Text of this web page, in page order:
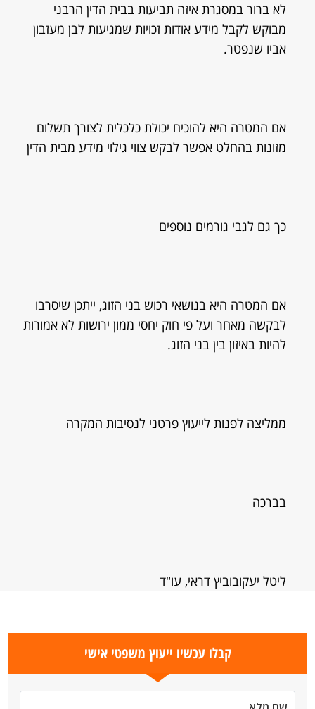
לא ברור במסגרת איזה תביעות בבית הדין הרבני
מבוקש לקבל מידע אודות זכויות שמגיעות לבן מעזבון
אביו שנפטר.
אם המטרה היא להוכיח יכולת כלכלית לצורך תשלום
מזונות בהחלט אפשר לבקש צווי גילוי מידע מבית הדין
כך גם לגבי גורמים נוספים
אם המטרה היא בנושאי רכוש בני הזוג, ייתכן שיסרבו
לבקשה מאחר ועל פי חוק יחסי ממון ירושות לא אמורות
להיות באיזון בין בני הזוג.
ממליצה לפנות לייעוץ פרטני לנסיבות המקרה
בברכה
ליטל יעקובוביץ דראי, עו"ד
קבלו עכשיו ייעוץ משפטי אישי